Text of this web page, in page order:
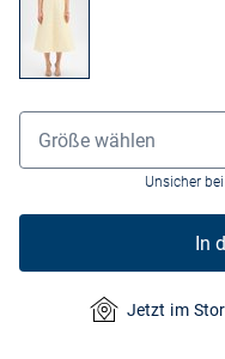
Größenauswahl
Größe wählen
Unsicher
In
Jetzt im